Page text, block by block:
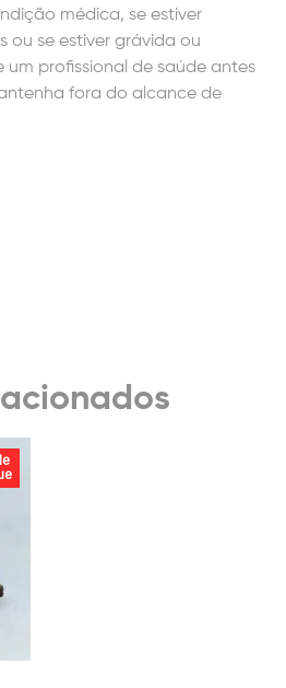
médica, se estiver
se estiver grávida ou
profissional de saúde antes
fora do alcance de